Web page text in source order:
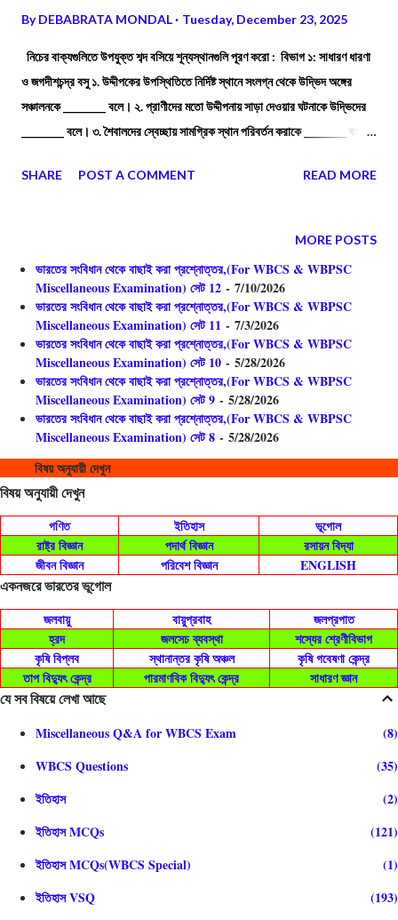
ByDEBABRATA MONDAL Tuesday, December 23, 2025
নিচের বাক্যগুলিতে উপযুক্ত শব্দ বসিয়ে শূন্যস্থানগুলি পূরণ করো : বিভাগ ১: সাধারণ ধারণা
ও জগদীশচন্দ্র বসু ১. উদ্দীপকের উপস্থিতিতে নির্দিষ্ট স্থানে সংলগ্ন থেকে উদ্ভিদ অঙ্গের
সঞ্চালনকে ________ বলে। ২. প্রাণীদের মতো উদ্দীপনায় সাড়া দেওয়ার ঘটনাকে উদ্ভিদের
________ বলে। ৩. শৈবালদের স্বেচ্ছায় সামগ্রিক স্থান পরিবর্তন করাকে ________ বলে।
৫. বনচাঁড়ালের পত্রক দুটির চলনকে ________ চলন বলা হয়। ৬. লজ্জাবতী লতার
SHARE POST A COMMENT READ MORE
MORE POSTS
ভারতের সংবিধান থেকে বাছাই করা প্রশ্নোত্তর,(For WBCS & WBPSC
Miscellaneous Examination) সেট 12 - 7/10/2026
ভারতের সংবিধান থেকে বাছাই করা প্রশ্নোত্তর,(For WBCS & WBPSC
Miscellaneous Examination) সেট 11 - 7/3/2026
ভারতের সংবিধান থেকে বাছাই করা প্রশ্নোত্তর,(For WBCS & WBPSC
Miscellaneous Examination) সেট 10 - 5/28/2026
ভারতের সংবিধান থেকে বাছাই করা প্রশ্নোত্তর,(For WBCS & WBPSC
Miscellaneous Examination) সেট 9 - 5/28/2026
ভারতের সংবিধান থেকে বাছাই করা প্রশ্নোত্তর,(For WBCS & WBPSC
Miscellaneous Examination) সেট 8 - 5/28/2026
বিষয় অনুযায়ী দেখুন
বিষয় অনুযায়ী দেখুন
গণিত ইতিহাস
ভূগোল
রাষ্ট্র বিজ্ঞান
পদার্থ বিজ্ঞান
রসায়ন বিদ্যা
জীবন বিজ্ঞান
পরিবেশ বিজ্ঞান ENGLISH
একনজরে ভারতের ভূগোল
জলবায়ু বায়ুপ্রবাহ
জলপ্রপাত
হ্রদ
জলসেচ ব্যবস্থা
শস্যের শ্রেণীবিভাগ
কৃষি বিপ্লব
স্থানান্তর কৃষি অঞ্চল
কৃষি গবেষণা কেন্দ্র
তাপ বিদ্যুৎ কেন্দ্র
পারমাণবিক বিদ্যুৎ কেন্দ্র সাধারণ জ্ঞান
যে সব বিষয়ে লেখা আছে
Miscellaneous Q&A for WBCS Exam
8
WBCS Questions
35
ইতিহাস
2
ইতিহাস MCQs
121
ইতিহাস MCQs(WBCS Special)
1
ইতিহাস VSQ
193